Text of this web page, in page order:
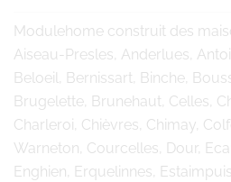
Modulehome construit des
Aiseau-Presles, Anderlues,
Beloeil, Bernissart, Binche,
Brugelette, Brunehaut, Celles,
Charleroi, Chièvres, Chimay,
Warneton, Courcelles, Dour,
Enghien, Erquelinnes,